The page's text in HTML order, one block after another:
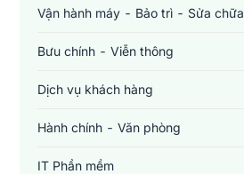
Vận hành máy - Bảo trì - Sửa chữa
Bưu chính - Viễn thông
Dịch vụ khách hàng
Hành chính - Văn phòng
IT Phần mềm